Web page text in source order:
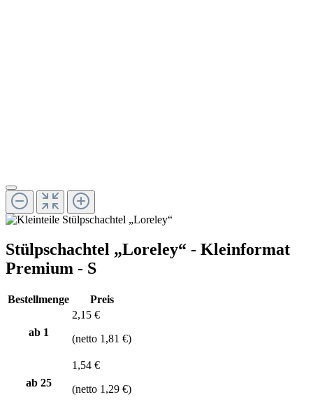
Stülpschachtel „Loreley“ - Kleinformat
Premium - S
Bestellmenge Preis
ab 1
2,15 €
(netto 1,81 €)
ab 25
1,54 €
(netto 1,29 €)